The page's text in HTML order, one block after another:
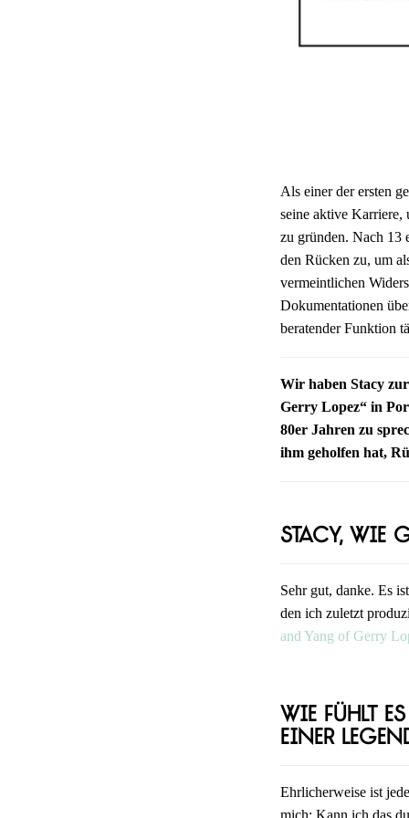
Als einer der ersten
seine aktive Karriere,
zu gründen. Nach 13
den Rücken zu, um
vermeintlichen
Dokumentationen
beratender Funktion
Wir haben Stacy
Gerry Lopez“ in
80er Jahren zu
ihm geholfen hat,
Stacy, wie
Sehr gut, danke. Es
den ich zuletzt
and Yang of Gerry
Wie fühlt
einer
Ehrlicherweise ist